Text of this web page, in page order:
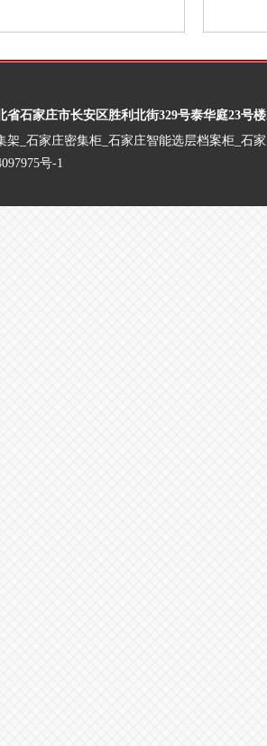
省石家庄市长安区胜利北街329号泰华庭23号
架_石家庄密集柜_石家庄智能选层档案柜_石
号-1